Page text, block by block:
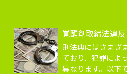
覚醒剤取締法違
刑法典にはさまざ
ており、犯罪によ
異なります。以下